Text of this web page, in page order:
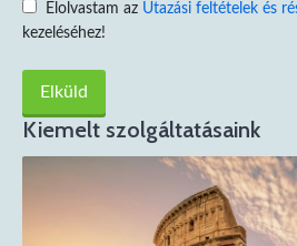
Elolvastam az Utazási feltételek és
kezeléséhez!
Kiemelt szolgáltatásaink